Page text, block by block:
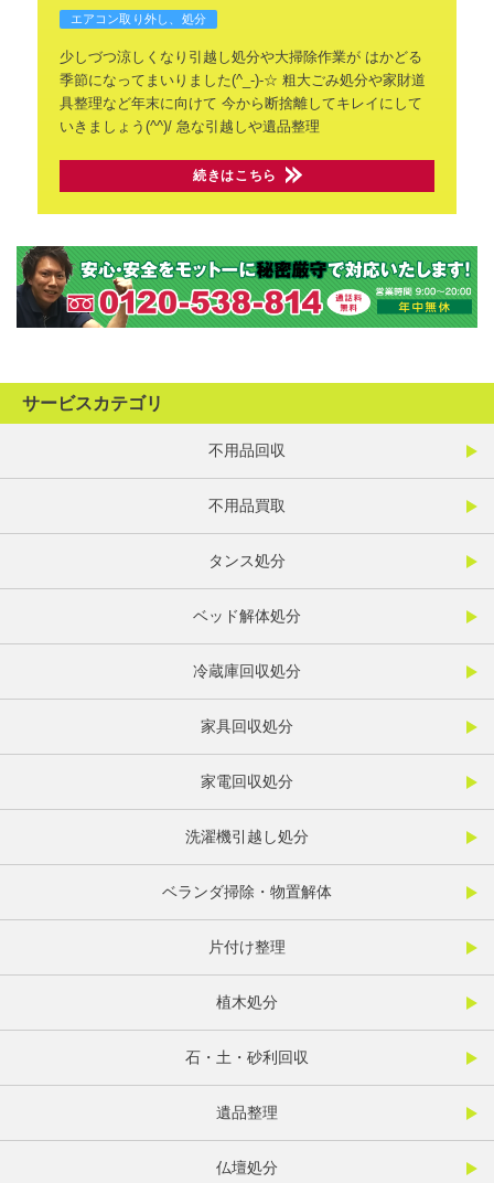
エアコン取り外し、処分
少しづつ涼しくなり引越し処分や大掃除作業がはかどる
季節になってまいりました(^_-)-☆ 粗大ごみ処分や家財道
具整理など年末に向けて 今から断捨離してキレイにして
いきましょう(^^)/ 急な引越しや遺品整理
続きはこちら
サービスカテゴリ
不用品回収
不用品買取
タンス処分
ベッド解体処分
冷蔵庫回収処分
家具回収処分
家電回収処分
洗濯機引越し処分
ベランダ掃除・物置解体
片付け整理
植木処分
石・土・砂利回収
遺品整理
仏壇処分